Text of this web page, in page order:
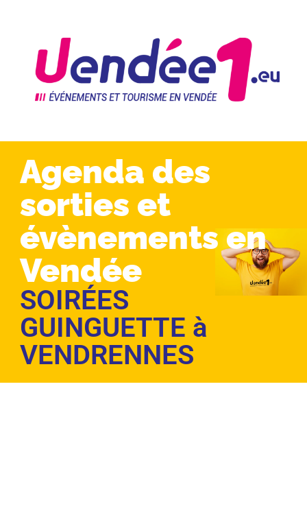
Agenda des
sorties et
évènements en
Vendée
SOIRÉES
GUINGUETTE à
VENDRENNES